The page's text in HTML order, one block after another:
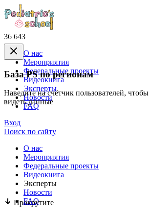
36 643
База PS по регионам
Наведите на счётчик пользователей, чтобы
видеть данные
Прокрутите
О нас
Mероприятия
Федеральные проекты
Видеокнига
Эксперты
Новости
FAQ
Вход
Поиск по сайту
О нас
Mероприятия
Федеральные проекты
Видеокнига
Эксперты
Новости
FAQ